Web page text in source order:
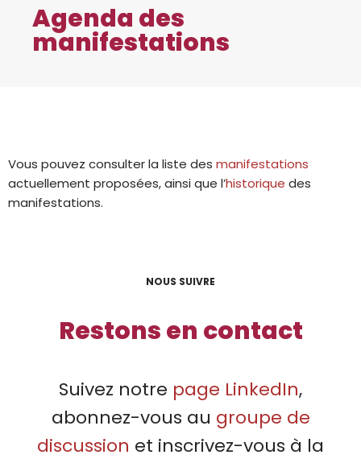
Agenda des
manifestations
Vous pouvez consulter la liste des manifestations
actuellement proposées, ainsi que l’historique des
manifestations.
NOUS SUIVRE
Restons en contact
Suivez notre page LinkedIn,
abonnez-vous au groupe de
discussion et inscrivez-vous à la